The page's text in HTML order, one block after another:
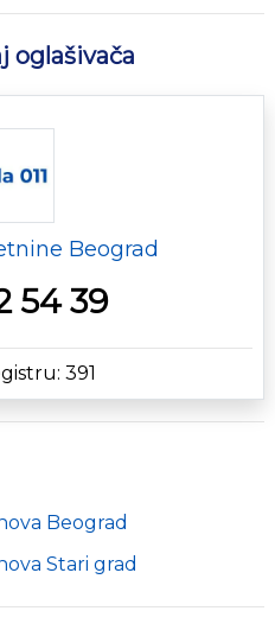
oglašivača
Beograd
54 39
391
Beograd
Stari grad